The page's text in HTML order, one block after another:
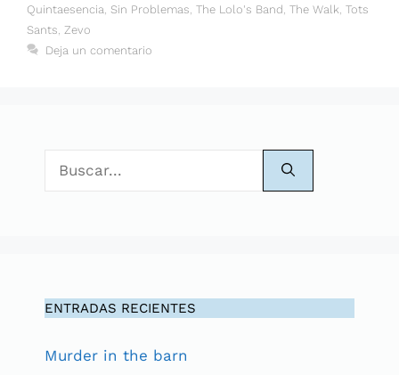
Quintaesencia Sin Problemas The Lolo's Band The Walk Tots
Sants Zevo
Deja un comentario
ENTRADAS RECIENTES
Murder in the barn